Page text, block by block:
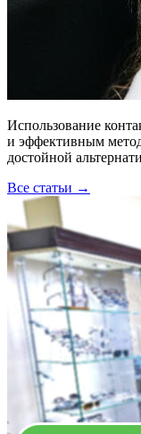
Использование
и эффективным
достойной
Все статьи →